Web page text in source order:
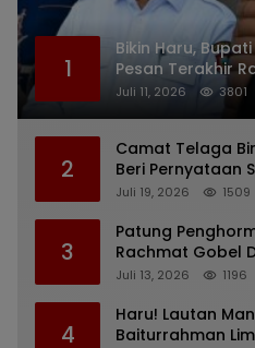
1
Bikin Haru,
Pesan Terakhir
Sebelum Wafat
Juli 11, 2026 3801
2
Camat Telaga
Beri Pernyataan
Barat yang
Juli 19, 2026 1509
3
Patung
Rachmat Gobel
yang Diusulkan
Juli 13, 2026 1196
4
Haru! Lautan
Baiturrahman